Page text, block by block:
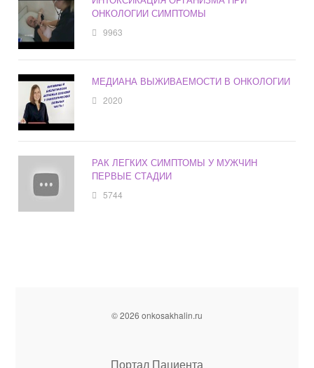
ОНКОЛОГИИ СИМПТОМЫ
9963
МЕДИАНА ВЫЖИВАЕМОСТИ В ОНКОЛОГИИ
2020
РАК ЛЕГКИХ СИМПТОМЫ У МУЖЧИН
ПЕРВЫЕ СТАДИИ
5744
© 2026 onkosakhalin.ru
Портал Пациента